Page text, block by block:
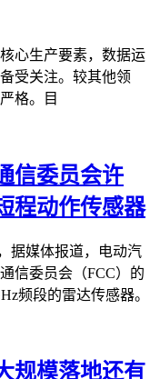
心生产要素，数据运
受关注。较其他领
格。目
信委员会许
程动作传感器
据媒体报道，电动汽
通信委员会（FCC）的
频段的雷达传感器。
规模落地还有